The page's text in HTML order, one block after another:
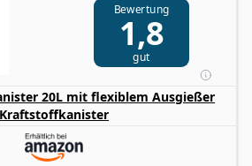
Bewertung
1,8
gut
20L mit flexiblem Ausgießer
Kraftstoffkanister